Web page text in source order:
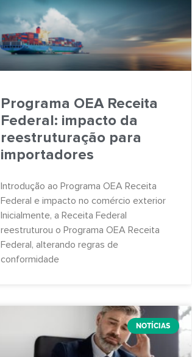
Programa OEA Receita
Federal: impacto da
reestruturação para
importadores
Introdução ao Programa OEA Receita
Federal e impacto no comércio exterior
Inicialmente, a Receita Federal
reestruturou o Programa OEA Receita
Federal, alterando regras de
conformidade
NOTÍCIAS